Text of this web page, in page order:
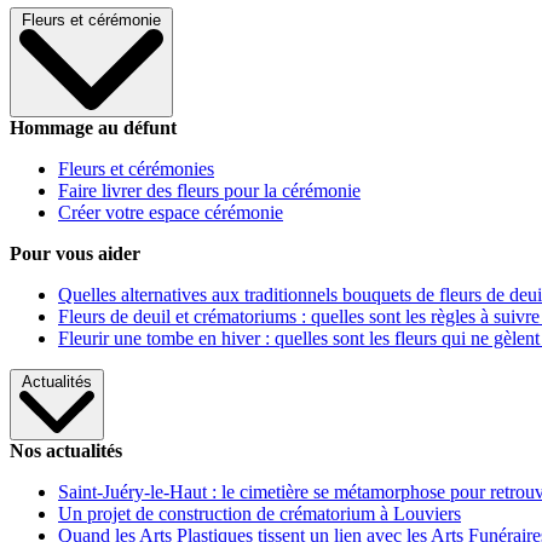
Fleurs et cérémonie
Hommage au défunt
Fleurs et cérémonies
Faire livrer des fleurs pour la cérémonie
Créer votre espace cérémonie
Pour vous aider
Quelles alternatives aux traditionnels bouquets de fleurs de
Fleurs de deuil et crématoriums : quelles sont les règles à
Fleurir une tombe en hiver : quelles sont les fleurs qui ne gèlent
Actualités
Nos actualités
Saint-Juéry-le-Haut : le cimetière se métamorphose pour
Un projet de construction de crématorium à Louviers
Quand les Arts Plastiques tissent un lien avec les Arts